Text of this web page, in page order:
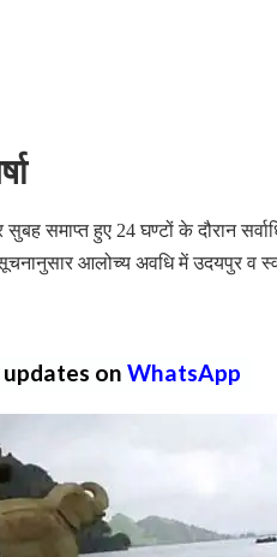
समाप्त हुए 24 घण्टों के दौरान
आलोच्य अवधि में उदयपुर व
on WhatsApp